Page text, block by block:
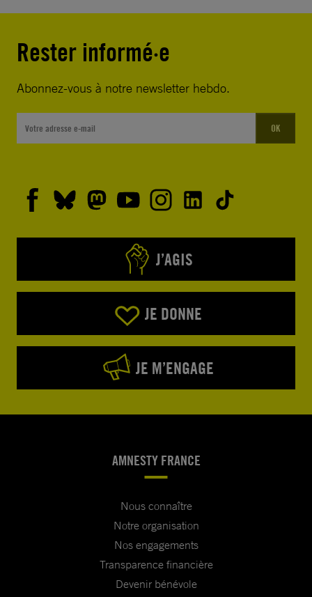
Rester informé·e
Abonnez-vous à notre newsletter hebdo.
OK
J’AGIS
JE DONNE
JE M’ENGAGE
AMNESTY FRANCE
Nous connaître
Notre organisation
Nos engagements
Transparence financière
Devenir bénévole